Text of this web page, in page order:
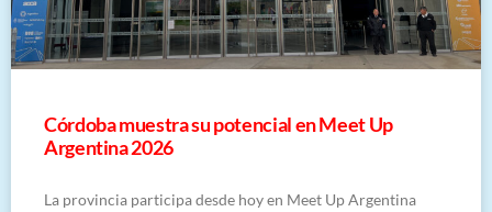
Córdoba muestra su potencial en Meet Up
Argentina 2026
La provincia participa desde hoy en Meet Up Argentina